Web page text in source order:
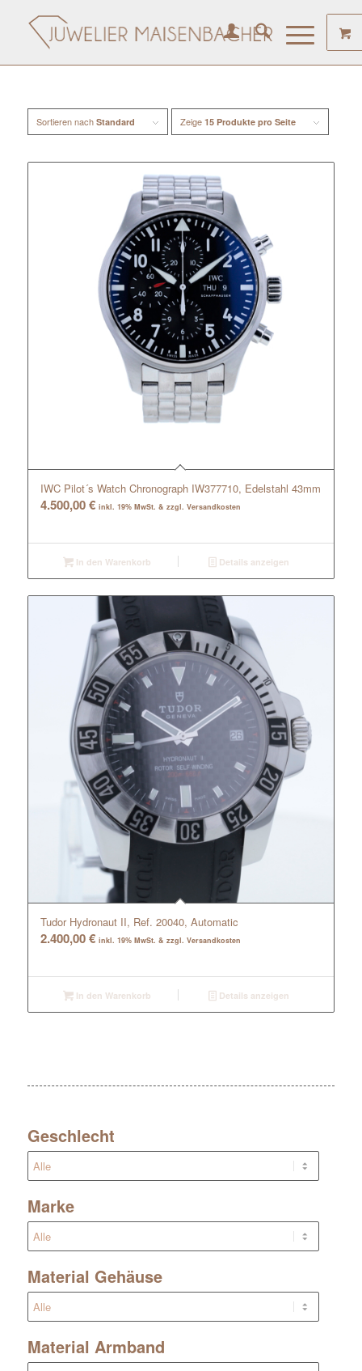
Sortieren nach Standard Zeige 15 Produkte pro Seite
IWC Pilot´s Watch Chronograph IW377710, Edelstahl 43mm
4.500,00€ inkl. 19% MwSt. & zzgl. Versandkosten
In den Warenkorb Details anzeigen
Tudor Hydronaut II, Ref. 20040, Automatic
2.400,00€ inkl. 19% MwSt. & zzgl. Versandkosten
In den Warenkorb Details anzeigen
Geschlecht
Marke
Material Gehäuse
Material Armband